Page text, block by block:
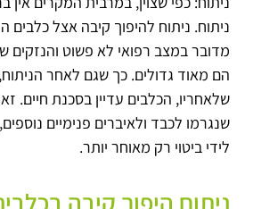
ניתוח. ניתוח להיפוך קיבה אצל כלבים
מדובר במצב רפואי לא פשוט והנזקים
שלאחריו, הכלבים עדיין בסכנת חיים.
שנגרמו לכבד ולאיברים פנימיים
לידי ביטוי רק מאוחר יותר.
ניתוח היפוך קיבה